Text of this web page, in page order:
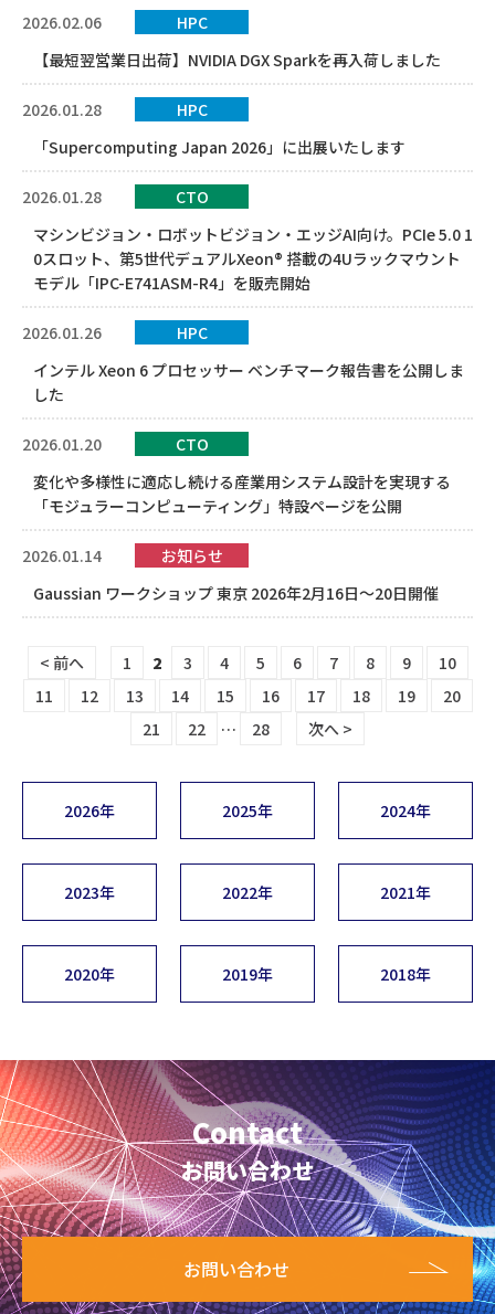
2026.02.06
HPC
【最短翌営業日出荷】NVIDIA DGX Sparkを再入荷しました
2026.01.28
HPC
「Supercomputing Japan 2026」に出展いたします
2026.01.28
CTO
マシンビジョン・ロボットビジョン・エッジAI向け。PCIe 5.0 1
0スロット、第5世代デュアルXeon® 搭載の4Uラックマウント
モデル「IPC-E741ASM-R4」を販売開始
2026.01.26
HPC
インテル Xeon 6 プロセッサー ベンチマーク報告書を公開しま
した
2026.01.20
CTO
変化や多様性に適応し続ける産業用システム設計を実現する
「モジュラーコンピューティング」特設ページを公開
2026.01.14
お知らせ
Gaussian ワークショップ 東京 2026年2月16日〜20日開催
< 前へ 1 2 3 4 5 6 7 8 9
10
11
12 13 14 15 16 17 18 19
20
21
22 … 28 次へ >
2026年 2025年 2024年
2023年 2022年 2021年
2020年 2019年 2018年
Contact
お問い合わせ
お問い合わせ